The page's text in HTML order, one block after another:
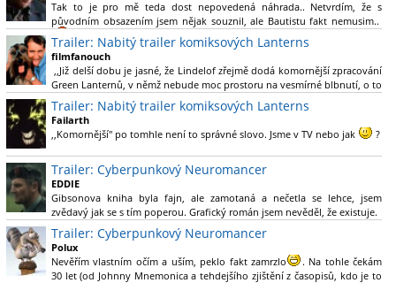
Tak to je pro mě teda dost nepovedená náhrada.. Netvrdím, že s
původním obsazením jsem nějak souznil, ale Bautistu fakt nemusim..
Trailer: Nabitý trailer komiksových Lanterns
filmfanouch
,,Již delší dobu je jasné, že Lindelof zřejmě dodá komornější zpracování
Green Lanternů, v němž nebude moc prostoru na vesmírné blbnutí, o to
více se ovšem bude moci nová adaptace odprostit třeba od filmového
Green Lanterna s Ryanem Reynoldsem.´´ Co je na tom
nesrozumitelného?
Trailer: Nabitý trailer komiksových Lanterns
Failarth
,,Komornější" po tomhle není to správné slovo. Jsme v TV nebo jak
?
Nebál bych se říct, že to vypadá skvěle jak po stránce kvantity materiálu,
tak i formou.
Výběr Ulricha Tomsena pro mě velké překvapení a velmi zajímavá volba
bravo.
Chandler je lepší a lepší s každou novou scénou.
Komiksy to mají ted´těžké, paradoxně tomu škodí to všechno kolem
(DC nebo MCU to je buřt) , ale nezasloužilo by si to zářez jen kvůli tomu.
Trailer: Cyberpunkový Neuromancer
EDDIE
Gibsonova kniha byla fajn, ale zamotaná a nečetla se lehce, jsem
zvědavý jak se s tím poperou. Grafický román jsem nevěděl, že existuje.
Trailer: Cyberpunkový Neuromancer
Polux
Nevěřím vlastním očím a uším, peklo fakt zamrzlo
. Na tohle čekám
30 let (od Johnny Mnemonica a tehdejšího zjištění z časopisů, kdo je to